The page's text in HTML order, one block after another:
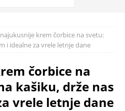
krem čorbice na svetu:
i idealne za vrele letnje dane
čorbice na
kašiku, drže nas
vrele letnje dane